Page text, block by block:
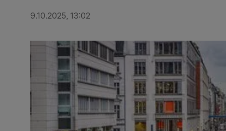
9.10.2025, 13:02